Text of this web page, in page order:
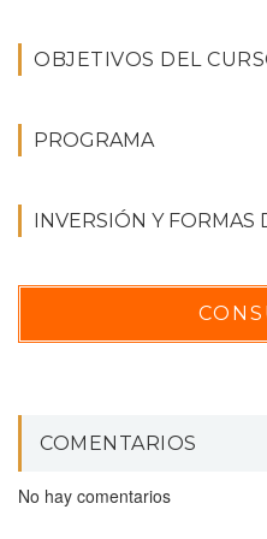
OBJETIVOS DEL
PROGRAMA
INVERSIÓN Y FORMAS
COMENTARIOS
No hay comentarios